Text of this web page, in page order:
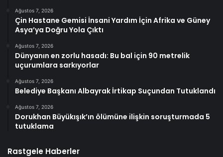
Ağustos 7, 2026
Çin Hastane Gemisi İnsani Yardım İçin Afrika ve Güney
Asya’ya Doğru Yola Çıktı
Ağustos 7, 2026
Dünyanın en zorlu hasadı: Bu bal için 90 metrelik
uçurumlara sarkıyorlar
Ağustos 7, 2026
Belediye Başkanı Albayrak İrtikap Suçundan Tutuklandı
Ağustos 7, 2026
Dorukhan Büyükışık’ın ölümüne ilişkin soruşturmada 5
tutuklama
Rastgele Haberler